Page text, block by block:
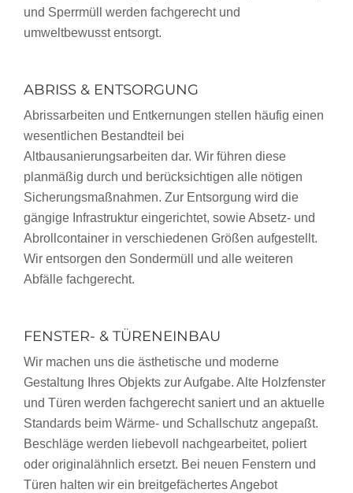
und Sperrmüll werden fachgerecht und
umweltbewusst entsorgt.
ABRISS & ENTSORGUNG
Abrissarbeiten und Entkernungen stellen häufig einen
wesentlichen Bestandteil bei
Altbausanierungsarbeiten dar. Wir führen diese
planmäßig durch und berücksichtigen alle nötigen
Sicherungsmaßnahmen. Zur Entsorgung wird die
gängige Infrastruktur eingerichtet, sowie Absetz- und
Abrollcontainer in verschiedenen Größen aufgestellt.
Wir entsorgen den Sondermüll und alle weiteren
Abfälle fachgerecht.
FENSTER- & TÜRENEINBAU
Wir machen uns die ästhetische und moderne
Gestaltung Ihres Objekts zur Aufgabe. Alte Holzfenster
und Türen werden fachgerecht saniert und an aktuelle
Standards beim Wärme- und Schallschutz angepaßt.
Beschläge werden liebevoll nachgearbeitet, poliert
oder originalähnlich ersetzt. Bei neuen Fenstern und
Türen halten wir ein breitgefächertes Angebot